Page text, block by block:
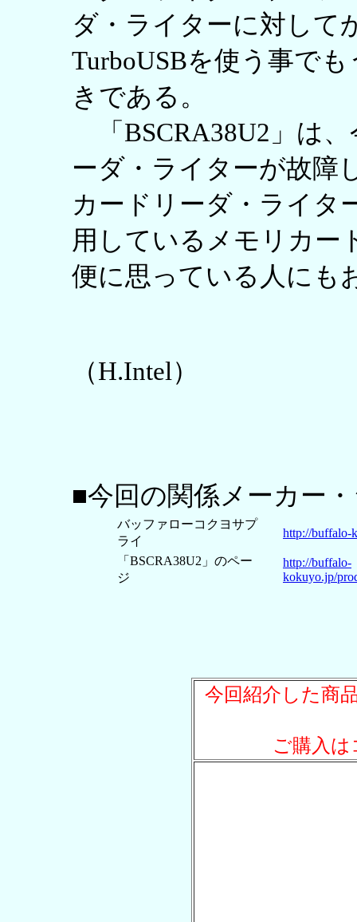
ダ・ライターに対して
TurboUSBを使う事で
きである。
「BSCRA38U2」は
ーダ・ライターが故障
カードリーダ・ライタ
用しているメモリカー
便に思っている人にも
（H.Intel）
■今回の関係メーカー
バッファローコクヨサプ
ライ
http://buffalo-
「BSCRA38U2」のペー
ジ
http://buffalo-
kokuyo.jp/
今回紹介した商
ご購入